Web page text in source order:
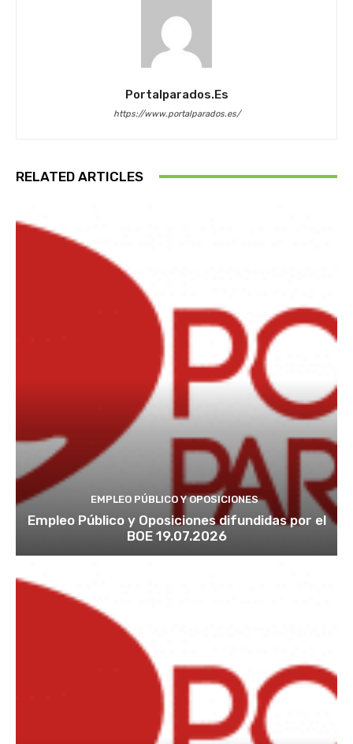
Portalparados.es
https://www.portalparados.es/
RELATED ARTICLES
EMPLEO PÚBLICO Y OPOSICIONES
Empleo Público y Oposiciones difundidas por el
BOE 19.07.2026